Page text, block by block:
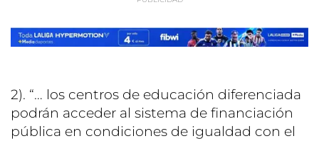
2). “… los centros de educación diferenciada
podrán acceder al sistema de financiación
pública en condiciones de igualdad con el